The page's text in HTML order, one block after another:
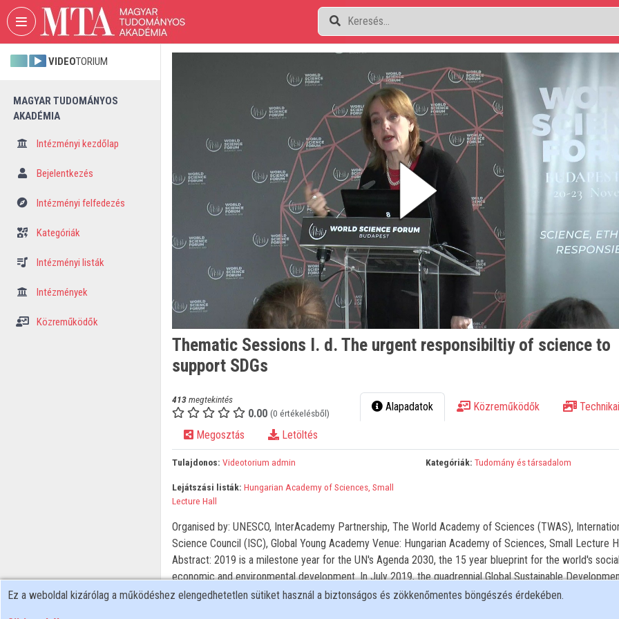
Fejléc kihagyása Menü kihagyása Tartalom kihagyása
VIDEOTORIUM
MAGYAR TUDOMÁNYOS
AKADÉMIA
Intézményi kezdőlap
Bejelentkezés
Intézményi felfedezés
Kategóriák
Intézményi listák
Intézmények
Közreműködők
Thematic Sessions I. d. The urgent responsibiltiy of science to
support SDGs
413megtekintés
0.00 (0 értékelésből) Alapadatok Közreműködők
Megosztás Letöltés
Tulajdonos: Videotorium admin Kategóriák: Tudomány és társadalom
Lejátszási listák: Hungarian Academy of Sciences, Small
Lecture Hall
Organised by: UNESCO, InterAcademy Partnership, The World Academy of Sciences (TWAS),
Science Council (ISC), Global Young Academy Venue: Hungarian Academy of Sciences, Small Lecture
Abstract: 2019 is a milestone year for the UN's Agenda 2030, the 15 year blueprint for the world's
economic and environmental development. In July 2019, the quadrennial Global Sustainable
will report to the UN High Level Political Forum: prepared for the first time by an independent group of
Ez a weboldal kizárólag a működéshez elengedhetetlen sütiket használ a biztonságos és zökkenőmentes böngészés érdekében.